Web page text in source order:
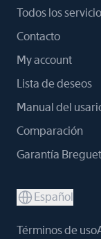
Todos los
Contacto
My account
Lista de deseos
Manual del
Comparación
Garantía Breguet
Español
Términos de uso